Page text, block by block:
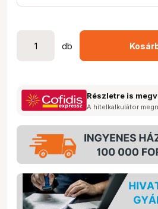
db
Részletre is
A hitelkalkulátor